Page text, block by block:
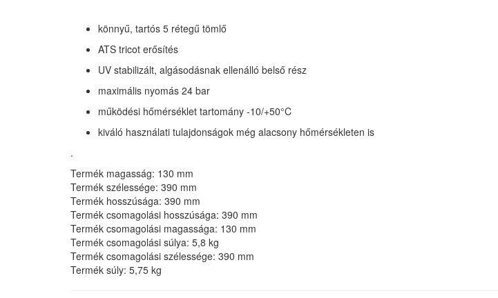
könnyű, tartós 5 rétegű tömlő
ATS tricot erősítés
UV stabilizált, algásodásnak ellenálló belső rész
maximális nyomás 24 bar
működési hőmérséklet tartomány -10/+50°C
kiváló használati tulajdonságok még alacsony hőmérsékleten is
.
Termék magasság: 130 mm
Termék szélessége: 390 mm
Termék hosszúsága: 390 mm
Termék csomagolási hosszúsága: 390 mm
Termék csomagolási magassága: 130 mm
Termék csomagolási súlya: 5,8 kg
Termék csomagolási szélessége: 390 mm
Termék súly: 5,75 kg